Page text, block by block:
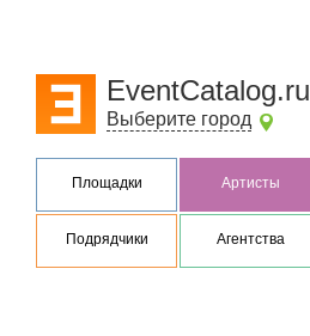
EventCatalog.ru
Выберите город
Площадки Артисты
Подрядчики Агентства